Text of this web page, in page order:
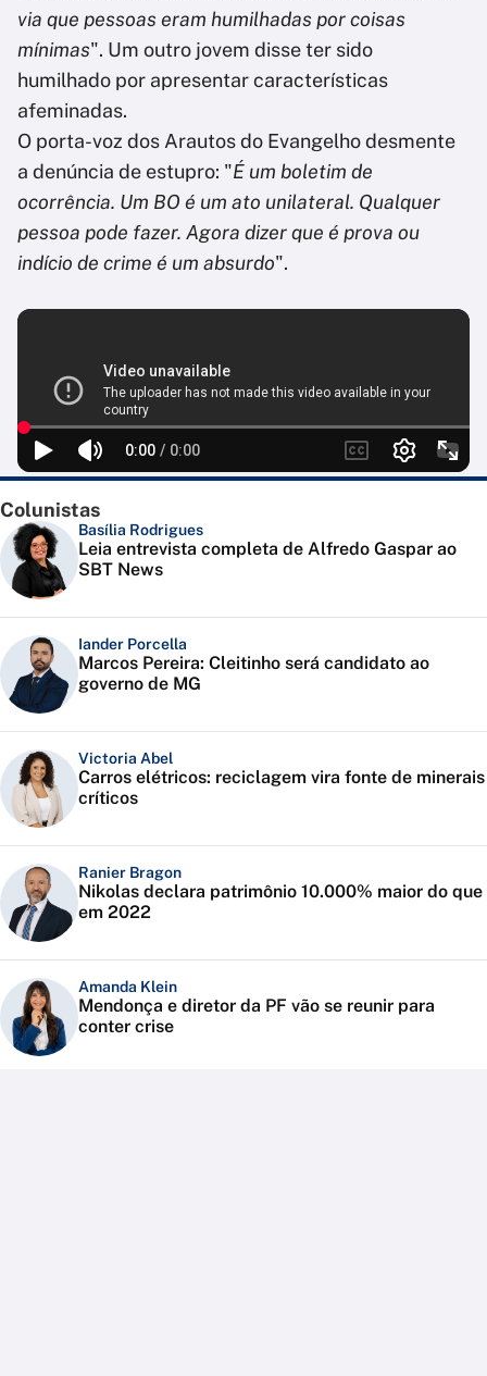
via que pessoas eram humilhadas por coisas
mínimas". Um outro jovem disse ter sido
humilhado por apresentar características
afeminadas.
O porta-voz dos Arautos do Evangelho desmente
a denúncia de estupro: "É um boletim de
ocorrência. Um BO é um ato unilateral. Qualquer
pessoa pode fazer. Agora dizer que é prova ou
indício de crime é um absurdo".
Colunistas
Basília Rodrigues
Leia entrevista completa de Alfredo Gaspar ao
SBT News
Iander Porcella
Marcos Pereira: Cleitinho será candidato ao
governo de MG
Victoria Abel
Carros elétricos: reciclagem vira fonte de minerais
críticos
Ranier Bragon
Nikolas declara patrimônio 10.000% maior do que
em 2022
Amanda Klein
Mendonça e diretor da PF vão se reunir para
conter crise